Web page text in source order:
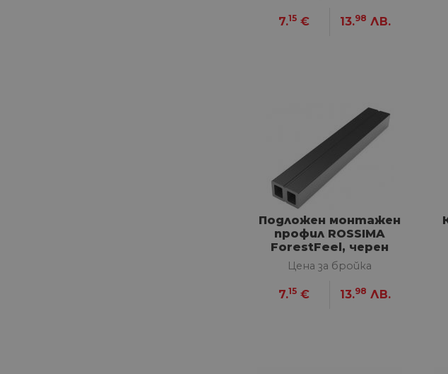
7.15 € 13.98 ЛВ.
Подложен монтажен
профил ROSSIMA
ForestFeel, черен
Цена за бройка
7.15 € 13.98 ЛВ.